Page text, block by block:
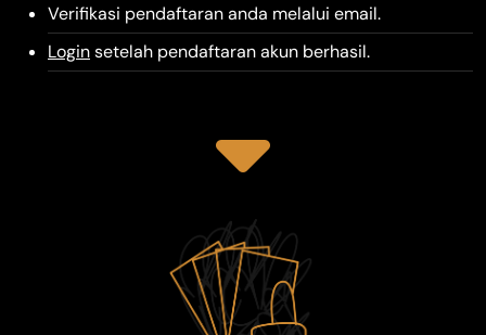
Verifikasi pendaftaran anda melalui email.
Loginsetelah pendaftaran akun berhasil.